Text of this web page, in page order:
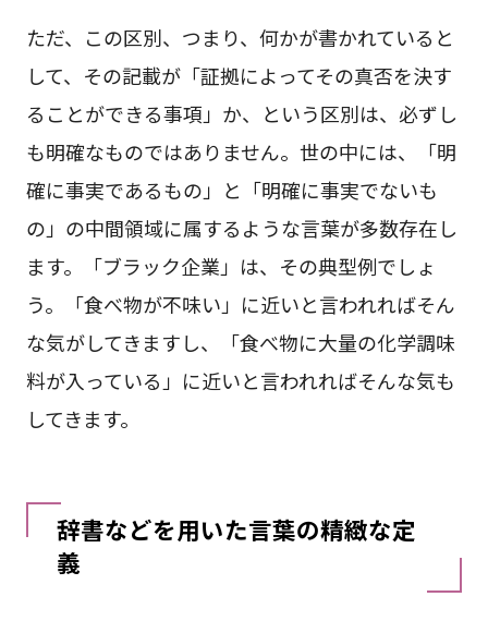
ただ、この区別、つまり、何かが書かれていると
して、その記載が「証拠によってその真否を決す
ることができる事項」か、という区別は、必ずし
も明確なものではありません。世の中には、「明
確に事実であるもの」と「明確に事実でないも
の」の中間領域に属するような言葉が多数存在し
ます。「ブラック企業」は、その典型例でしょ
う。「食べ物が不味い」に近いと言われればそん
な気がしてきますし、「食べ物に大量の化学調味
料が入っている」に近いと言われればそんな気も
してきます。
辞書などを用いた言葉の精緻な定
義